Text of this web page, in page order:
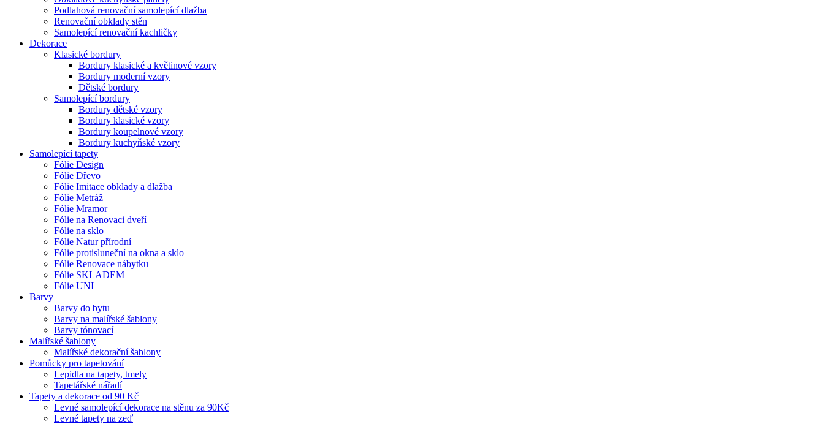
Podlahová renovační samolepící dlažba
Renovační obklady stěn
Samolepící renovační kachličky
Dekorace
Klasické bordury
Bordury klasické a květinové vzory
Bordury moderní vzory
Dětské bordury
Samolepící bordury
Bordury dětské vzory
Bordury klasické vzory
Bordury koupelnové vzory
Bordury kuchyňské vzory
Samolepící tapety
Fólie Design
Fólie Dřevo
Fólie Imitace obklady a dlažba
Fólie Metráž
Fólie Mramor
Fólie na Renovaci dveří
Fólie na sklo
Fólie Natur přírodní
Fólie protisluneční na okna a sklo
Fólie Renovace nábytku
Fólie SKLADEM
Fólie UNI
Barvy
Barvy do bytu
Barvy na malířské šablony
Barvy tónovací
Malířské šablony
Malířské dekorační šablony
Pomůcky pro tapetování
Lepidla na tapety, tmely
Tapetářské nářadí
Tapety a dekorace od 90 Kč
Levné samolepící dekorace na stěnu za 90Kč
Levné tapety na zeď